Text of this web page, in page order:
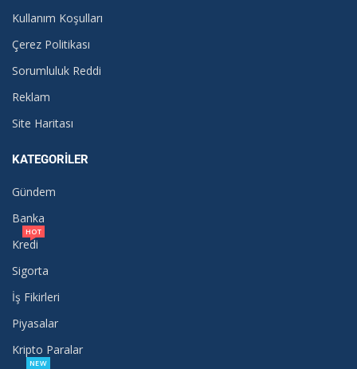
Kullanım Koşulları
Çerez Politikası
Sorumluluk Reddi
Reklam
Site Haritası
KATEGORILER
Gündem
Banka
Kredi
HOT
Sigorta
İş Fikirleri
Piyasalar
Kripto Paralar
NEW